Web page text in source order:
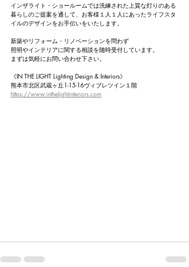
インザライト・ショールームでは洗練された上質な灯りのある
暮らしのご提案を通して、お客様１人１人にあったライフスタ
イルのデザインをお手伝いをいたします。
新築やリフォーム・リノベーションを問わず
照明やインテリアに関する相談を随時受付しています。
まずは気軽にお問い合わせ下さい。
《IN THE LIGHT Lighting Design & Interiors》
熊本市北区武蔵ヶ丘1-15-16ヴィブレツイン１階
https://www.inthelightinteriors.com